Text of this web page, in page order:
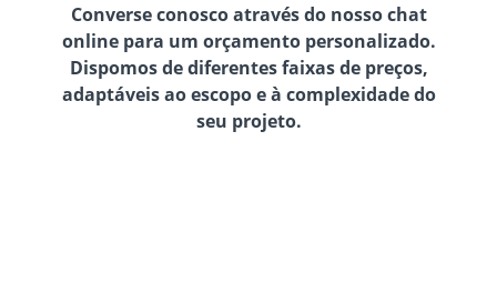
Converse conosco através do nosso chat
online para um orçamento personalizado.
Dispomos de diferentes faixas de preços,
adaptáveis ao escopo e à complexidade do
seu projeto.